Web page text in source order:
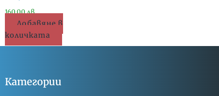
160.00лв.
Добавяне в
количката
Категории